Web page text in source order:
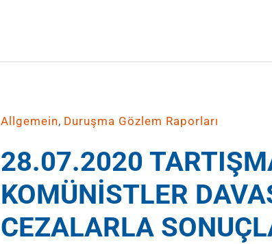
Allgemein, Duruşma Gözlem Raporları
28.07.2020
KOMÜNİSTLER
CEZALARLA